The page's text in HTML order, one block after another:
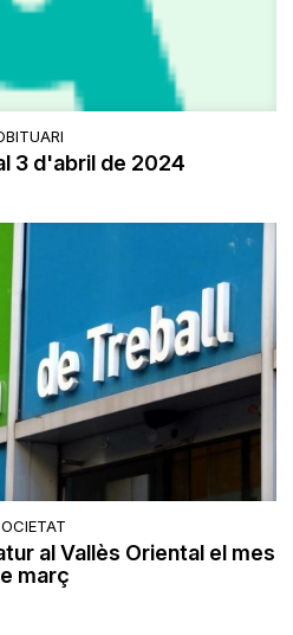
3 d'abril de 2024
al Vallès Oriental el mes
març